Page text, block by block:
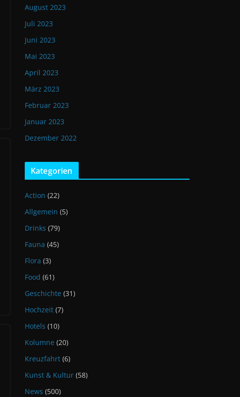
August 2023
Juli 2023
Juni 2023
Mai 2023
April 2023
März 2023
Februar 2023
Januar 2023
Dezember 2022
Kategorien
Action (22)
Allgemein (5)
Drinks (79)
Fauna (45)
Flora (3)
Food (61)
Geschichte (31)
Hochzeit (7)
Hotels (10)
Kolumne (20)
Kreuzfahrt (6)
Kunst & Kultur (58)
News (500)